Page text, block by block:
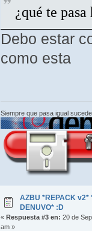
¿qué te
Debo estar
como esta
Siempre que pasa igual
AZBU *REPACK v2*
DENUVO* :D
« Respuesta #3 en: 20 de
am »